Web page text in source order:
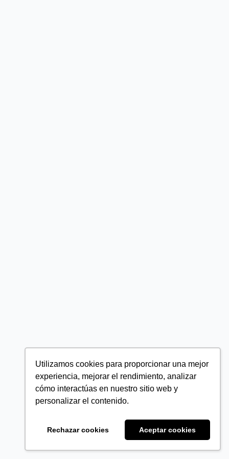
Utilizamos cookies para proporcionar una mejor
experiencia, mejorar el rendimiento, analizar
cómo interactúas en nuestro sitio web y
personalizar el contenido.
Rechazar cookies Aceptar cookies